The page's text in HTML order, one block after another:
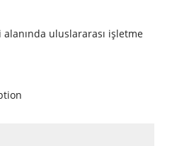
uluslararası işletme